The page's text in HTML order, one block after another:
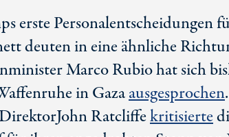
erste Personalentscheidungen
deuten in eine ähnliche
Marco Rubiohat sich
in Gazaausgesprochen
John Ratcliffekritisierte